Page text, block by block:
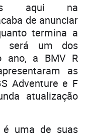
aqui na
de anunciar
termina a
será um dos
ano, a BMV R
as
Adventure e F
atualização
é uma de suas